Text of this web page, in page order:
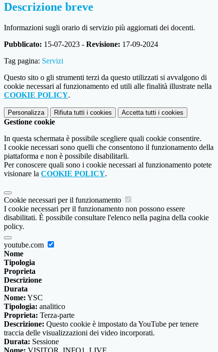
Descrizione breve
Informazioni sugli orario di servizio più aggiornati dei docenti.
Pubblicato: 15-07-2023 - Revisione: 17-09-2024
Tag pagina: Servizi
Questo sito o gli strumenti terzi da questo utilizzati si avvalgono di
cookie necessari al funzionamento ed utili alle finalità illustrate nella
COOKIE POLICY.
Personalizza Rifiuta tutti i cookies Accetta tutti i cookies
Gestione cookie
In questa schermata è possibile scegliere quali cookie consentire.
I cookie necessari sono quelli che consentono il funzionamento della
piattaforma e non è possibile disabilitarli.
Per conoscere quali sono i cookie necessari al funzionamento potete
visionare la COOKIE POLICY.
Cookie necessari per il funzionamento
I cookie necessari per il funzionamento non possono essere
disabilitati. È possibile consultare l'elenco nella pagina della cookie
policy.
youtube.com
Nome
Tipologia
Proprieta
Descrizione
Durata
Nome: YSC
Tipologia: analitico
Proprieta: Terza-parte
Descrizione: Questo cookie è impostato da YouTube per tenere
traccia delle visualizzazioni dei video incorporati.
Durata: Sessione